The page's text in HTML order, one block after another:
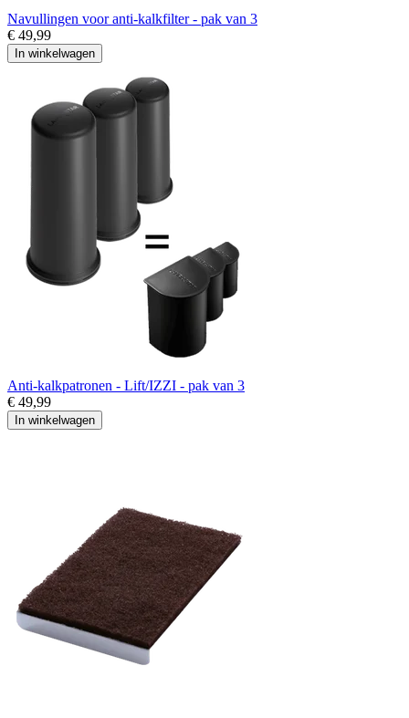
Navullingen voor anti-kalkfilter - pak van 3
€ 49,99
In winkelwagen
Anti-kalkpatronen - Lift/IZZI - pak van 3
€ 49,99
In winkelwagen